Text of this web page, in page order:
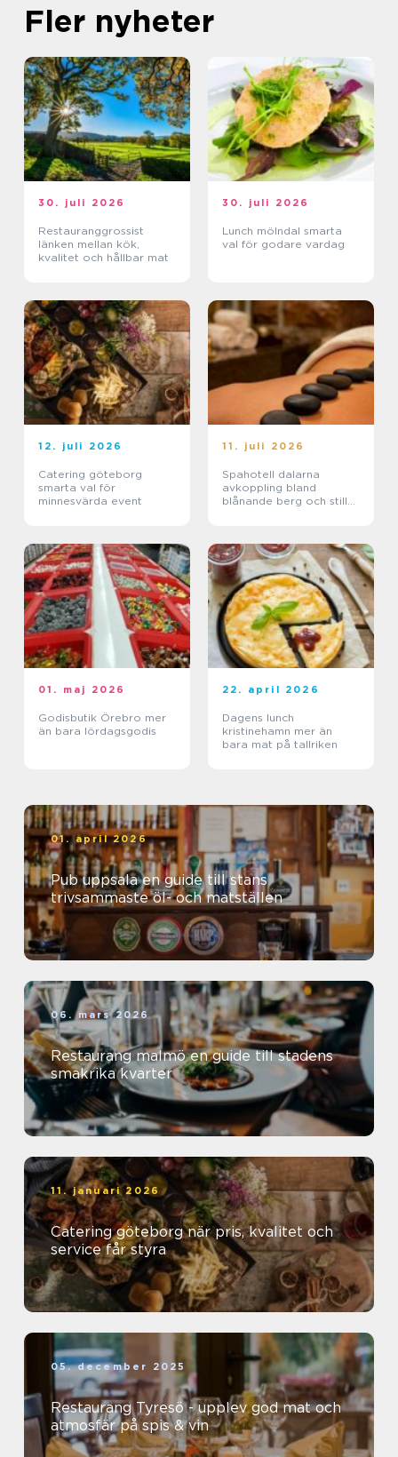
Fler nyheter
30. juli 2026
Restauranggrossist
länken mellan kök,
kvalitet och hållbar mat
30. juli 2026
Lunch mölndal smarta
val för godare vardag
12. juli 2026
Catering göteborg
smarta val för
minnesvärda event
11. juli 2026
Spahotell dalarna
avkoppling bland
blånande berg och stilla
01. maj 2026
Godisbutik Örebro mer
än bara lördagsgodis
22. april 2026
Dagens lunch
kristinehamn mer än
bara mat på tallriken
01. april 2026
Pub uppsala en guide till stans
trivsammaste öl- och matställen
06. mars 2026
Restaurang malmö en guide till stadens
smakrika kvarter
11. januari 2026
Catering göteborg när pris, kvalitet och
service får styra
05. december 2025
Restaurang Tyresö - upplev god mat och
atmosfär på spis & vin